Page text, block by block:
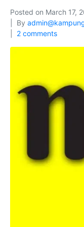
Posted on March 17,
By
2 comments